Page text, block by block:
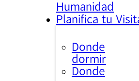
Humanidad
Planifica tu
Donde
dormir
Donde